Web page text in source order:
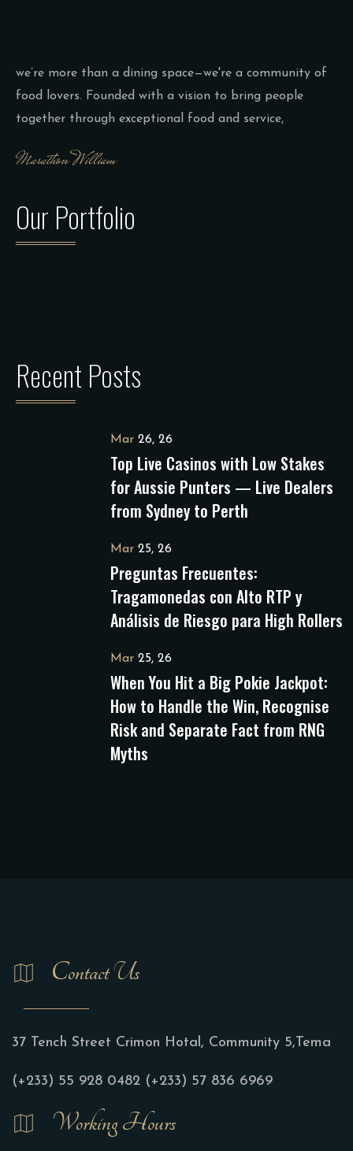
we’re more than a dining space—we're a community of
food lovers. Founded with a vision to bring people
together through exceptional food and service,
Our Portfolio
Recent Posts
Mar 26, 26
Top Live Casinos with Low Stakes
for Aussie Punters — Live Dealers
from Sydney to Perth
Mar 25, 26
Preguntas Frecuentes:
Tragamonedas con Alto RTP y
Análisis de Riesgo para High Rollers
Mar 25, 26
When You Hit a Big Pokie Jackpot:
How to Handle the Win, Recognise
Risk and Separate Fact from RNG
Myths
Contact Us
37 Tench Street Crimon Hotal, Community 5,Tema
(+233) 55 928 0482 (+233) 57 836 6969
Working Hours